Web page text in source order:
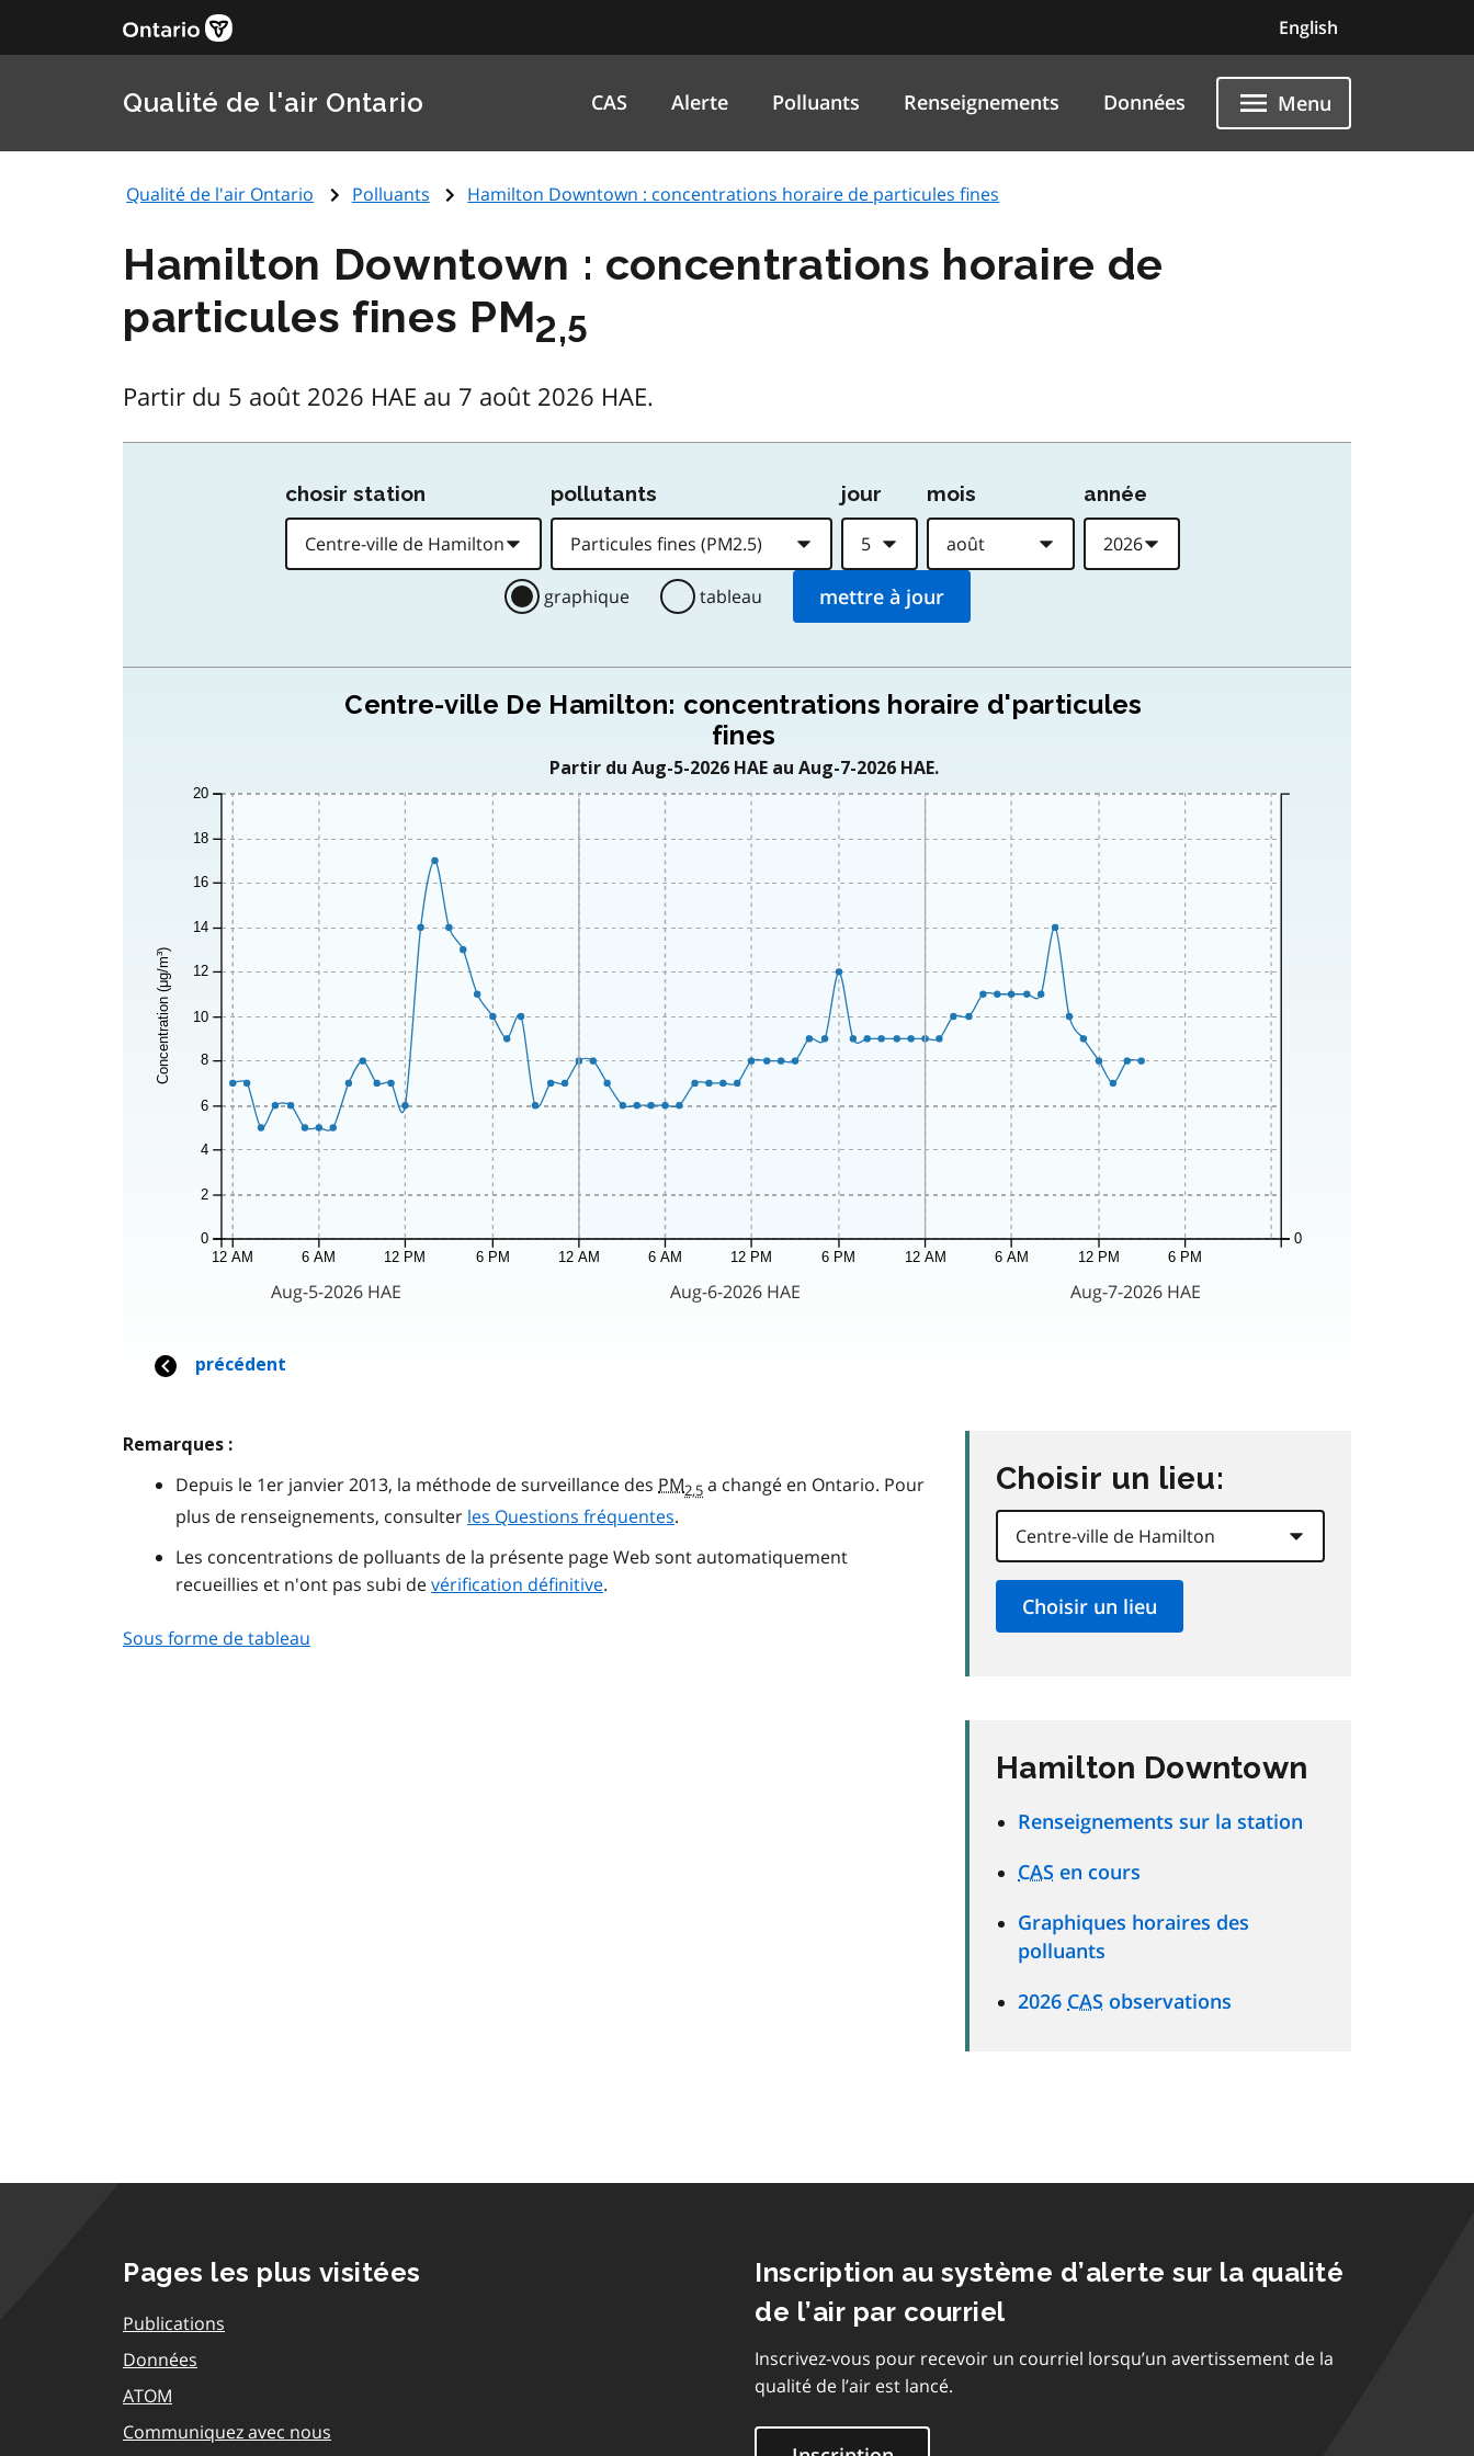
English
Qualité de l'air Ontario CAS Alerte Polluants Renseignements Données Menu
Qualité de l'air Ontario Polluants Hamilton Downtown : concentrations horaire de particules fines
Hamilton Downtown : concentrations horaire de
particules fines PM2,5
Partir du 5 août 2026 HAE au 7 août 2026 HAE.
Remarques :
Depuis le 1er janvier 2013, la méthode de surveillance des PM2,5 a changé en Ontario. Pour
plus de renseignements, consulter les Questions fréquentes.
Les concentrations de polluants de la présente page Web sont automatiquement
recueillies et n'ont pas subi devérification définitive.
Sous forme de tableau
Choisir un lieu:
Hamilton Downtown
Renseignements sur la station
CAS en cours
Graphiques horaires des
polluants
2026 CAS observations
Pages les plus visitées
Publications
Données
ATOM
Communiquez avec nous
Inscription au système d’alerte sur la qualité
de l’air par courriel
Inscrivez-vous pour recevoir un courriel lorsqu’un avertissement de la
qualité de l’air est lancé.